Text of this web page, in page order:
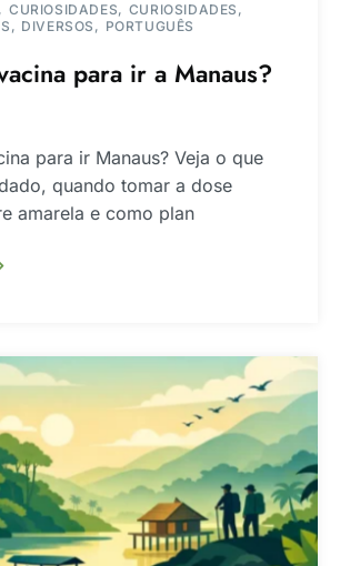
CURIOSIDADES
CURIOSIDADES
DIVERSOS PORTUGUÊS
para ir a Manaus?
para ir Manaus? Veja o que
quando tomar a dose
amarela e como plan